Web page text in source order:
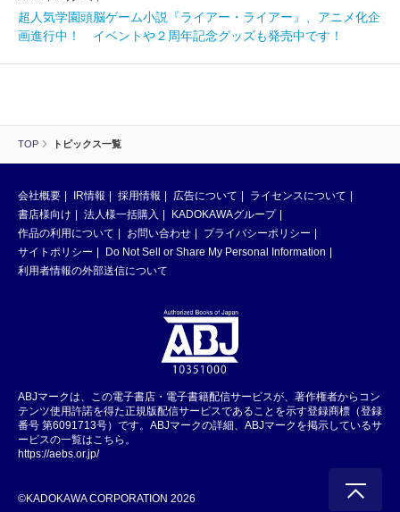
TOP トピックス一覧
超人気学園頭脳ゲーム小説『ライアー・ライアー』、アニメ化企
画進行中！ イベントや２周年記念グッズも発売中です！
会社概要 IR情報 採用情報 広告について
ライセンスについて
書店様向け
法人様一括購入
KADOKAWAグループ
作品の利用について
お問い合わせ
プライバシーポリシー
サイトポリシー
Do Not Sell or Share My Personal Information
利用者情報の外部送信について
ABJマークは、この電子書店・電子書籍配信サービスが、著作権者からコン
テンツ使用許諾を得た正規版配信サービスであることを示す登録商標（登録
番号 第6091713号）です。ABJマークの詳細、ABJマークを掲示しているサ
ービスの一覧はこちら。
https://aebs.or.jp/
©KADOKAWA CORPORATION 2026